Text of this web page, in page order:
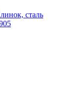
сталь